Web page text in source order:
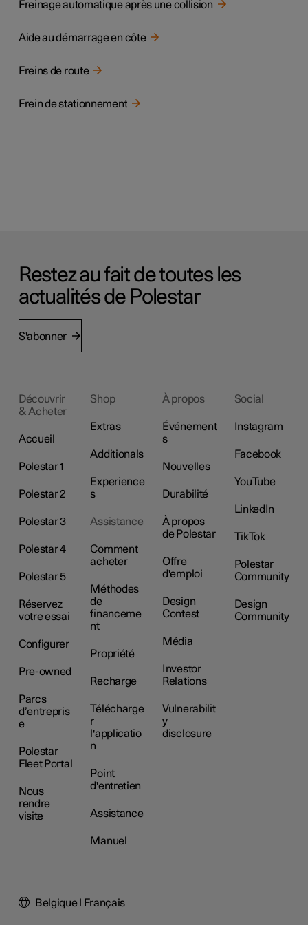
Freinage automatique après une collision
Aide au démarrage en côte
Freins de route
Frein de stationnement
Restez au fait de toutes les
actualités de Polestar
S'abonner
Découvrir
& Acheter
Accueil
Polestar 1
Polestar 2
Polestar 3
Polestar 4
Polestar 5
Réservez
votre essai
Configurer
Pre-owned
Parcs
d’entrepris
e
Polestar
Fleet Portal
Nous
rendre
visite
Shop
Extras
Additionals
Experience
s
Assistance
Comment
acheter
Méthodes
de
financeme
nt
Propriété
Recharge
Télécharge
r
l'applicatio
n
Point
d'entretien
Assistance
Manuel
À propos
Événement
s
Nouvelles
Durabilité
À propos
de Polestar
Offre
d'emploi
Design
Contest
Média
Investor
Relations
Vulnerabilit
y
disclosure
Social
Instagram
Facebook
YouTube
LinkedIn
TikTok
Polestar
Community
Design
Community
Belgique | Français